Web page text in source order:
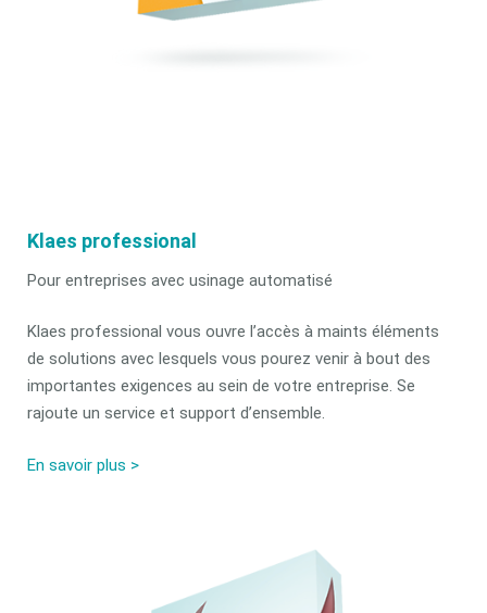
Klaes professional
Pour entreprises avec usinage automatisé
Klaes professional vous ouvre l’accès à maints éléments
de solutions avec lesquels vous pourez venir à bout des
importantes exigences au sein de votre entreprise. Se
rajoute un service et support d’ensemble.
En savoir plus >